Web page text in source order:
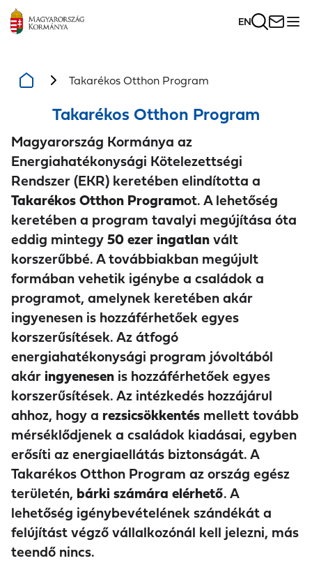
EN
Takarékos Otthon Program
Takarékos Otthon Program
Magyarország Kormánya az
Energiahatékonysági Kötelezettségi
Rendszer (EKR) keretében elindította a
Takarékos Otthon Programot. A lehetőség
keretében a program tavalyi megújítása óta
eddig mintegy50 ezer ingatlanvált
korszerűbbé. A továbbiakban megújult
formában vehetik igénybe a családok a
programot, amelynek keretében akár
ingyenesen is hozzáférhetőek egyes
korszerűsítések. Az átfogó
energiahatékonysági program jóvoltából
akár ingyenesen is hozzáférhetőek egyes
korszerűsítések. Az intézkedés hozzájárul
ahhoz, hogy a rezsicsökkentés mellett tovább
mérséklődjenek a családok kiadásai, egyben
erősíti az energiaellátás biztonságát. A
Takarékos Otthon Program az ország egész
területén, bárki számára elérhető. A
lehetőség igénybevételének szándékát a
felújítást végző vállalkozónál kell jelezni, más
teendő nincs.